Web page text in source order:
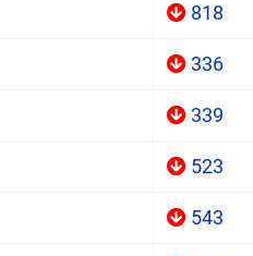
818
336
339
523
543